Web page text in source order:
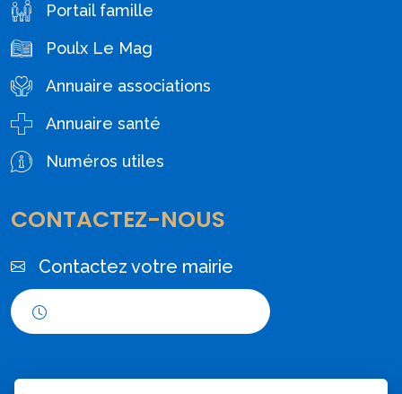
Portail famille
Poulx Le Mag
Annuaire associations
Annuaire santé
Numéros utiles
CONTACTEZ-NOUS
Contactez votre mairie